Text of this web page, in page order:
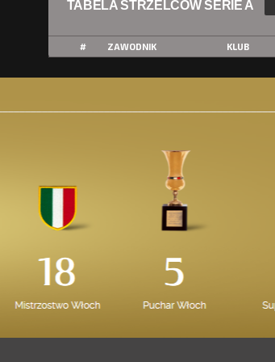
TABELA STRZELCÓW SERIE A
# ZAWODNIK KLUB